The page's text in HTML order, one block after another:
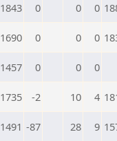
1843 0 0 0
1690 0 0 0
1457 0 0 0
1735 -2 10 4
1491 -87 28 9